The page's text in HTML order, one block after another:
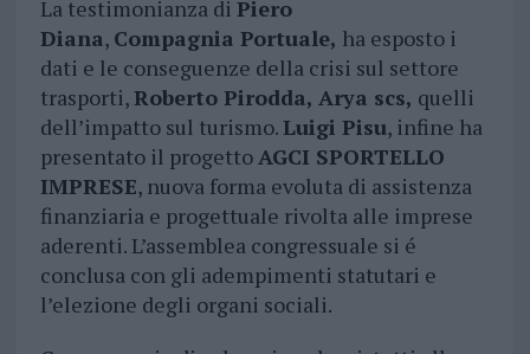
La testimonianza di Piero
Diana, Compagnia Portuale, ha esposto i
dati e le conseguenze della crisi sul settore
trasporti,Roberto Pirodda, Arya scs, quelli
dell’impatto sul turismo.Luigi Pisu, infine ha
presentato il progettoAGCI SPORTELLO
IMPRESE, nuova forma evoluta di assistenza
finanziaria e progettuale rivolta alle imprese
aderenti. L’assemblea congressuale si é
conclusa con gli adempimenti statutari e
l’elezione degli organi sociali.